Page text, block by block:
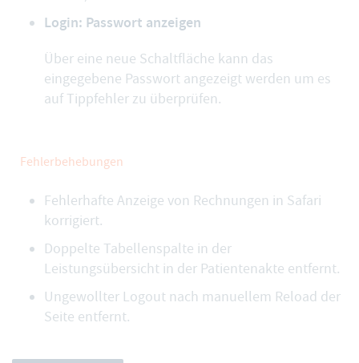
Login: Passwort anzeigen
Über eine neue Schaltfläche kann das
eingegebene Passwort angezeigt werden um es
auf Tippfehler zu überprüfen.
Fehlerbehebungen
Fehlerhafte Anzeige von Rechnungen in Safari
korrigiert.
Doppelte Tabellenspalte in der
Leistungsübersicht in der Patientenakte entfernt.
Ungewollter Logout nach manuellem Reload der
Seite entfernt.